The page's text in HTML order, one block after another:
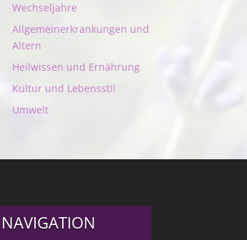
Wechseljahre
Allgemeinerkrankungen und
Altern
Heilwissen und Ernährung
Kultur und Lebensstil
Umwelt
NAVIGATION